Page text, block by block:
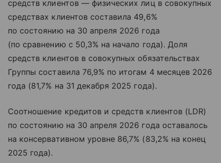
средств клиентов — физических лиц в совокупных
средствах клиентов составила 49,6%
по состоянию на 30 апреля 2026 года
(по сравнению с 50,3% на начало года). Доля
средств клиентов в совокупных обязательствах
Группы составила 76,9% по итогам 4 месяцев 2026
года (81,7% на 31 декабря 2025 года).
Соотношение кредитов и средств клиентов (LDR)
по состоянию на 30 апреля 2026 года оставалось
на консервативном уровне 86,7% (83,2% на конец
2025 года).